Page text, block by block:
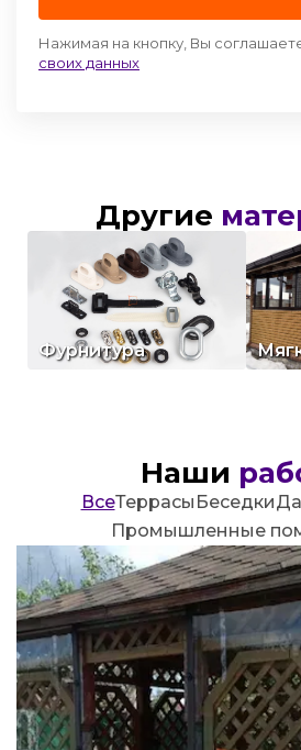
Нажимая на кнопку, Вы
своих данных
Другие
Фурнитура
Посмотреть
Наши
ВсеТеррасы Беседки
Промышленные